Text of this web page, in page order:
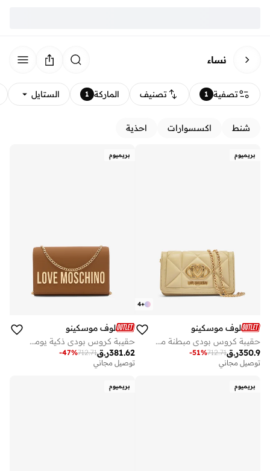
نساء
تصفية 1 تصنيف الماركة 1 الستايل
شنط اكسسوارات احذية
بريميوم
+
4
لوف موسكينو
حقيبة كروس بودي مبطنة من جلد البولي يوريثين
ر.ق350.9
712.71
-51%
توصيل مجاني
بريميوم
لوف موسكينو
حقيبة كروس بودي ذكية يومية من البولي يوريثان
ر.ق381.62
712.71
-47%
توصيل مجاني
بريميوم بريميوم